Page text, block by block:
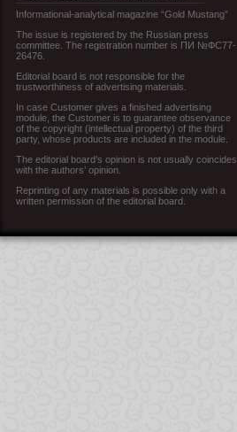
Informational-analytical magazine “Gold Mustang”
The issue is registered by the Russian press
committee. The registration number is ПИ №ФС77-
26476.
Editorial board is not responsible for the
trustworthiness of advertising materials.
In case Customer gives a finished advertising
module, the Customer is to guarantee observance
of the copyright (intellectual property) of the third
party, whose products are included in the module.
The editorial board’s opinion is not usually coincides
with the authors’ opinion.
Reprinting of any materials is possible only with a
written permission of the editorial board.